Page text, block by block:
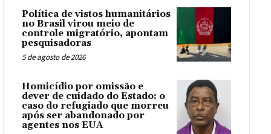
Política de vistos humanitários
no Brasil virou meio de
controle migratório, apontam
pesquisadoras
5 de agosto de 2026
Homicídio por omissão e
dever de cuidado do Estado: o
caso do refugiado que morreu
após ser abandonado por
agentes nos EUA